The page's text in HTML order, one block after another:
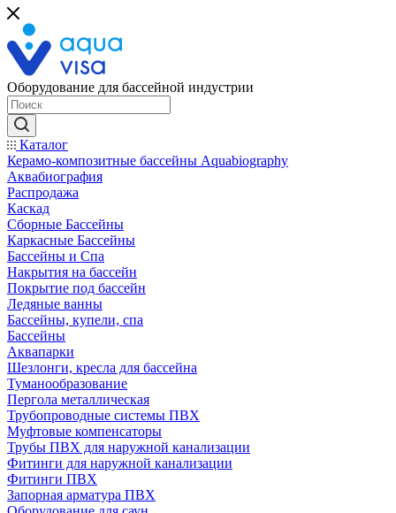
Оборудование для бассейной индустрии
Каталог
Керамо-композитные бассейны Aquabiography
Аквабиография
Распродажа
Каскад
Сборные Бассейны
Каркасные Бассейны
Бассейны и Спа
Накрытия на бассейн
Покрытие под бассейн
Ледяные ванны
Бассейны, купели, спа
Бассейны
Аквапарки
Шезлонги, кресла для бассейна
Туманообразование
Пергола металлическая
Трубопроводные системы ПВХ
Муфтовые компенсаторы
Трубы ПВХ для наружной канализации
Фитинги для наружной канализации
Фитинги ПВХ
Запорная арматура ПВХ